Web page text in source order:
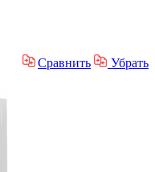
Сравнить
Убрать